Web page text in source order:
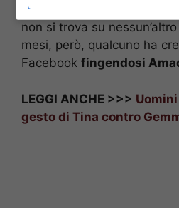
Civitillo. L’account, l’unico
non si trova su
mesi, però, qualcuno ha
Facebook fingendosi
LEGGI ANCHE >>>
gesto di Tina contro